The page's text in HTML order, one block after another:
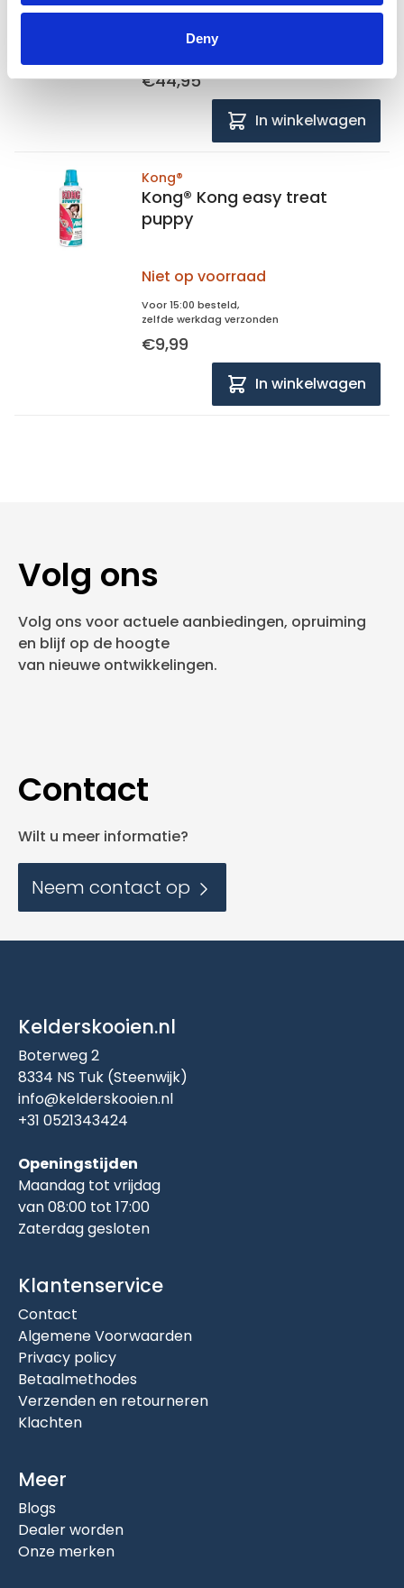
Deny
Niet op voorraad
Voor 15:00 besteld,
€44,95
In winkelwagen
Kong®
Kong® Kong easy treat
puppy
Niet op voorraad
Voor 15:00 besteld,
zelfde werkdag verzonden
€9,99
In winkelwagen
Volg ons
Volg ons voor actuele aanbiedingen, opruiming
en blijf op de hoogte
van nieuwe ontwikkelingen.
Contact
Wilt u meer informatie?
Neem contact op
Kelderskooien.nl
Boterweg 2
8334 NS Tuk (Steenwijk)
info@kelderskooien.nl
+31 0521343424
Openingstijden
Maandag tot vrijdag
van 08:00 tot 17:00
Zaterdag gesloten
Klantenservice
Contact
Algemene Voorwaarden
Privacy policy
Betaalmethodes
Verzenden en retourneren
Klachten
Meer
Blogs
Dealer worden
Onze merken